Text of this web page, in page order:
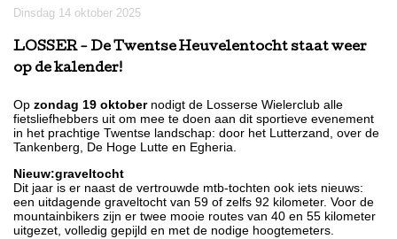
dinsdag 14 oktober 2025
LOSSER- De Twentse Heuvelentocht staat weer
op de kalender!
Op zondag 19 oktober nodigt de Losserse Wielerclub alle
fietsliefhebbers uit om mee te doen aan dit sportieve evenement
in het prachtige Twentse landschap: door het Lutterzand, over de
Tankenberg, De Hoge Lutte en Egheria.
Nieuw:graveltocht
Dit jaar is er naast de vertrouwde mtb-tochten ook iets nieuws:
een uitdagende graveltocht van 59 of zelfs 92 kilometer. Voor de
mountainbikers zijn er twee mooie routes van 40 en 55 kilometer
uitgezet, volledig gepijld en met de nodige hoogtemeters.